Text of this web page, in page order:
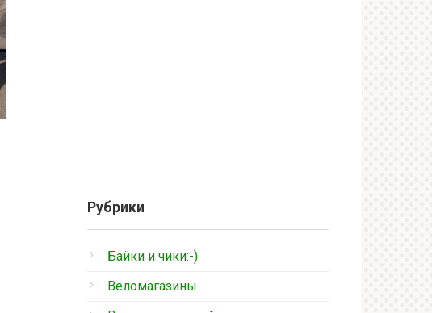
Рубрики
Байки и чики:-)
Веломагазины